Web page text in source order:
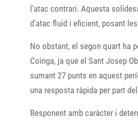
l'atac contrari. Aquesta
d'atac fluid i eficient, posant
No obstant, el segon quart ha
Coinga, ja que el Sant Josep
sumant 27 punts en aquest
una resposta ràpida per part
Responent amb caràcter i